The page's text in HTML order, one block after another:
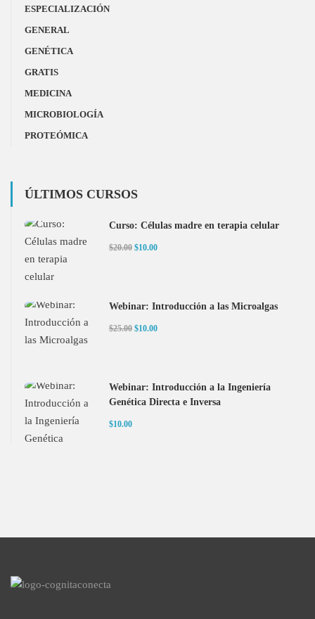
ESPECIALIZACIÓN
GENERAL
GENÉTICA
GRATIS
MEDICINA
MICROBIOLOGÍA
PROTEÓMICA
ÚLTIMOS CURSOS
Curso: Células madre en terapia celular
$20.00 $10.00
Webinar: Introducción a las Microalgas
$25.00 $10.00
Webinar: Introducción a la Ingeniería
Genética Directa e Inversa
$10.00